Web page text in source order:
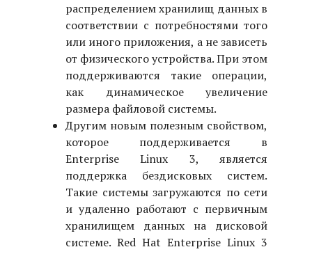
распределением хранилищ данных в
соответствии с потребностями того
или иного приложения, а не зависеть
от физического устройства. При этом
поддерживаются такие операции,
как динамическое увеличение
размера файловой системы.
Другим новым полезным свойством,
которое поддерживается в
Enterprise Linux 3, является
поддержка бездисковых систем.
Такие системы загружаются по сети
и удаленно работают с первичным
хранилищем данных на дисковой
системе. Red Hat Enterprise Linux 3